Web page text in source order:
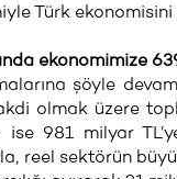
Türk ekonomisini
ekonomimize
şöyle
olmak üzere
ise 981 milyar
reel sektörün